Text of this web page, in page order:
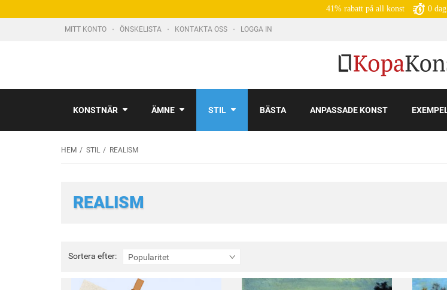
41% rabatt på all konst 0 dag
MITT KONTO ÖNSKELISTA KONTAKTA OSS LOGGA IN
KONSTNÄR ÄMNE STIL BÄSTA ANPASSADE KONST
HEM STIL REALISM
REALISM
Sortera efter: Popularitet
Sortera
efter: